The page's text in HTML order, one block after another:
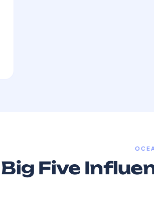
Five